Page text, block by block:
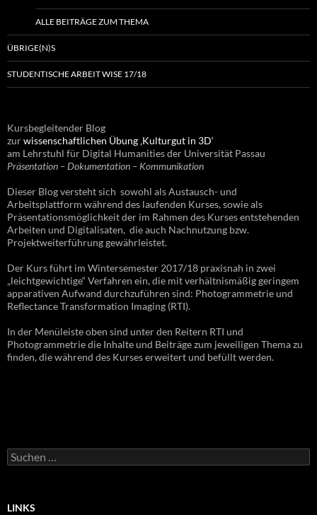
ALLE BEITRÄGE ZUM THEMA
ÜBRIGE(N)S
STUDENTISCHE ARBEIT WISE 17/18
Kursbegleitender Blog
zurwissenschaftlichen Übung ‚Kulturgut in 3D‘
am Lehrstuhl für Digital Humanities der Universität Passau
Präsentation – Dokumentation – Kommunikation
Dieser Blog versteht sich sowohl als Austausch- und
Arbeitsplattform während des laufenden Kurses, sowie als
Präsentationsmöglichkeit der im Rahmen des Kurses entstehenden
Arbeiten und Digitalisaten, die auch Nachnutzung bzw.
Projektweiterführung gewährleistet.
Der Kurs führt im Wintersemester 2017/18 praxisnah in zwei
„leichtgewichtige“ Verfahren ein, die mit verhältnismäßig geringem
apparativen Aufwand durchzuführen sind: Photogrammetrie und
Reflectance Transformation Imaging (RTI).
In der Menüleiste oben sind unter den Reitern RTI und
Photogrammetrie die Inhalte und Beiträge zum jeweiligen Thema zu
finden, die während des Kurses erweitert und befüllt werden.
Suchen
nach:
LINKS